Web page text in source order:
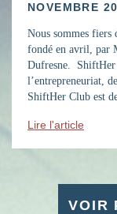
NOVEMBRE
Nous sommes fiers
fondé en avril, par
Dufresne. ShiftHer
l’entrepreneuriat,
ShiftHer Club est
Lire l'article
VOIR